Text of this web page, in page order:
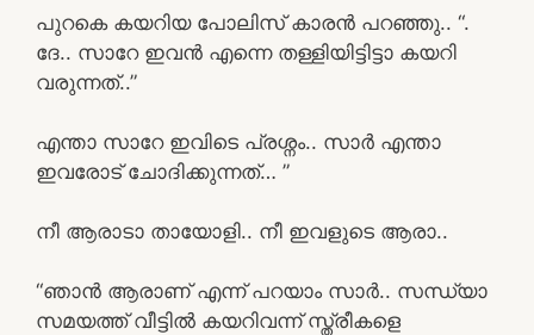
പുറകെ കയറിയ പോലിസ് കാരൻ പറഞ്ഞു.. “.
ദേ.. സാറേ ഇവൻ എന്നെ തള്ളിയിട്ടിട്ടാ കയറി
വരുന്നത്..”
എന്താ സാറേ ഇവിടെ പ്രശ്നം.. സാർ എന്താ
ഇവരോട് ചോദിക്കുന്നത്… ”
നീ ആരാടാ തായോളി.. നീ ഇവളുടെ ആരാ..
“ഞാൻ ആരാണ് എന്ന് പറയാം സാർ.. സന്ധ്യാ
സമയത്ത് വീട്ടിൽ കയറിവന്ന് സ്ത്രീകളെ